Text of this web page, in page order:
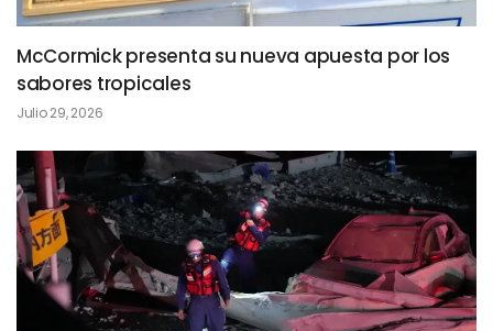
McCormick presenta su nueva apuesta por los
sabores tropicales
Julio 29, 2026